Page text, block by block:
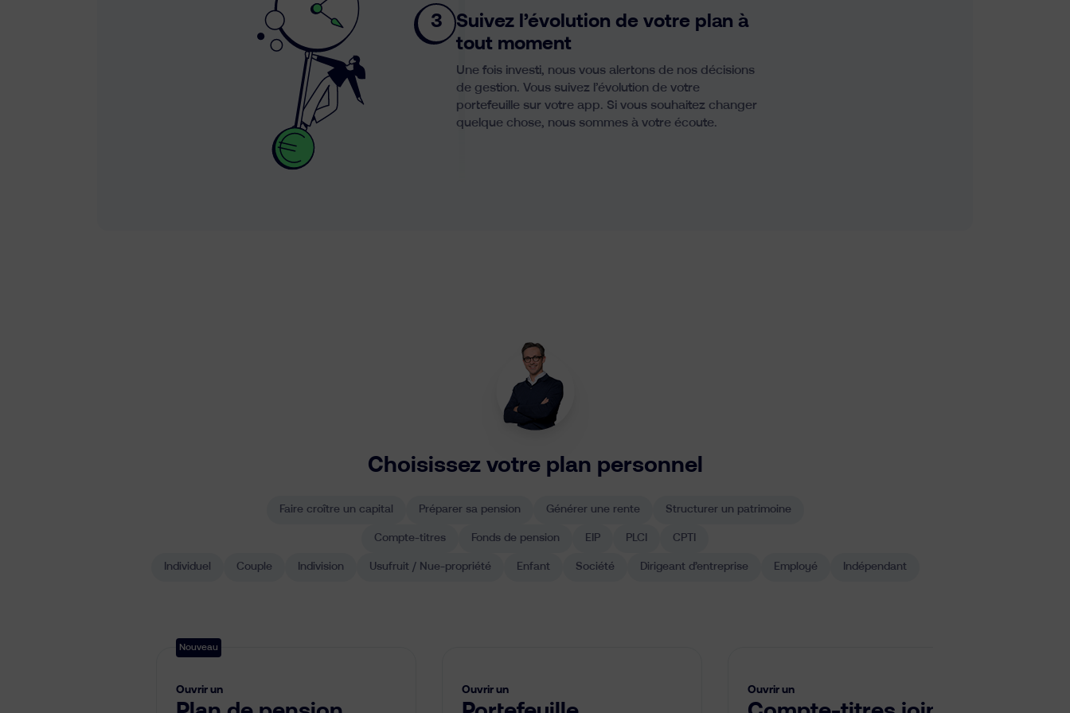
3
Suivez l’évolution de votre plan à
tout moment
Une fois investi, nous vous alertons de nos décisions
de gestion. Vous suivez l’évolution de votre
portefeuille sur votre app. Si vous souhaitez changer
quelque chose, nous sommes à votre écoute.
Choisissez votre plan personnel
Faire croître un capital Préparer sa pension Générer une rente Structurer un patrimoine
Compte-titres Fonds de pension EIP PLCI CPTI
Individuel Couple Indivision Usufruit / Nue-propriété Enfant Société Dirigeant d’entreprise Employé Indépendant
Ouvrir un
Nouveau
Ouvrir un Ouvrir un